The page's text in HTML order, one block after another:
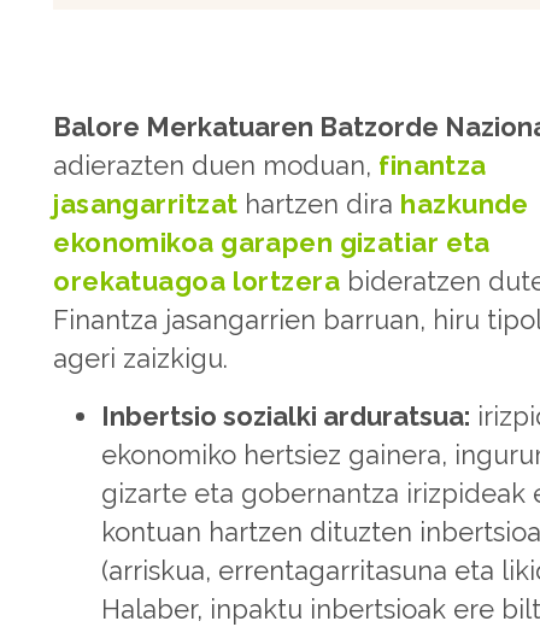
Balore Merkatuaren Batzorde
adierazten duen moduan, finantza
jasangarritzat hartzen dira hazkunde
ekonomikoa garapen gizatiar eta
orekatuagoa lortzera bideratzen
Finantza jasangarrien barruan, hiru
ageri zaizkigu.
Inbertsio sozialki arduratsua:
ekonomiko hertsiez gainera,
gizarte eta gobernantza irizpideak
kontuan hartzen dituzten
(arriskua, errentagarritasuna eta
Halaber, inpaktu inbertsioak ere